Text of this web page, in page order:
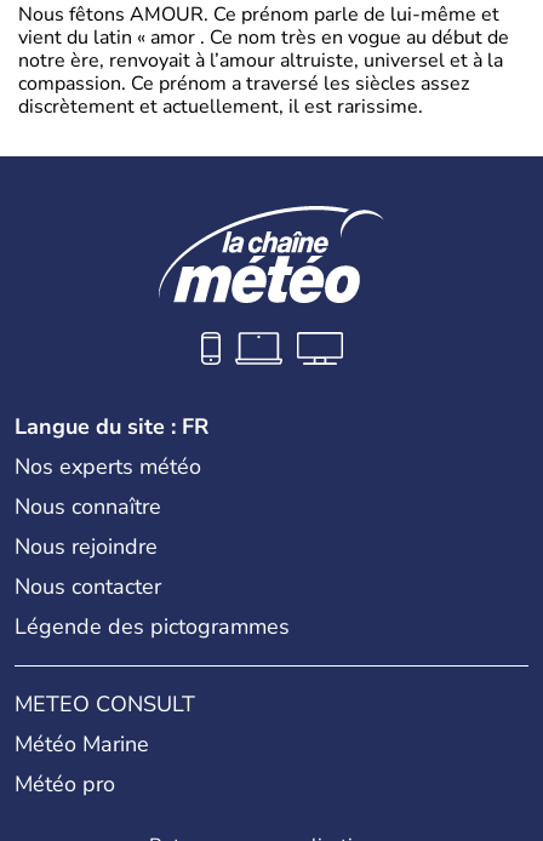
Nous fêtons AMOUR. Ce prénom parle de lui-même et
vient du latin « amor . Ce nom très en vogue au début de
notre ère, renvoyait à l’amour altruiste, universel et à la
compassion. Ce prénom a traversé les siècles assez
discrètement et actuellement, il est rarissime.
Langue du site : FR
Nos experts météo
Nous connaître
Nous rejoindre
Nous contacter
Légende des pictogrammes
METEO CONSULT
Météo Marine
Météo pro